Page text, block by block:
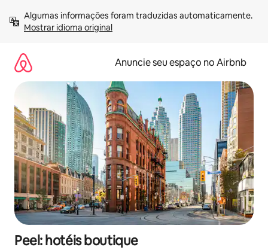
para
Mostrar idioma original
Anuncie seu espaço no Airbnb
Peel: hotéis boutique